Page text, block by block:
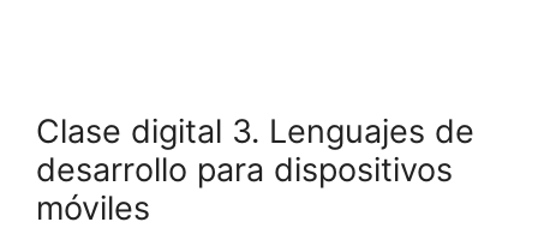
Clase digital 3. Lenguajes de
desarrollo para dispositivos
móviles